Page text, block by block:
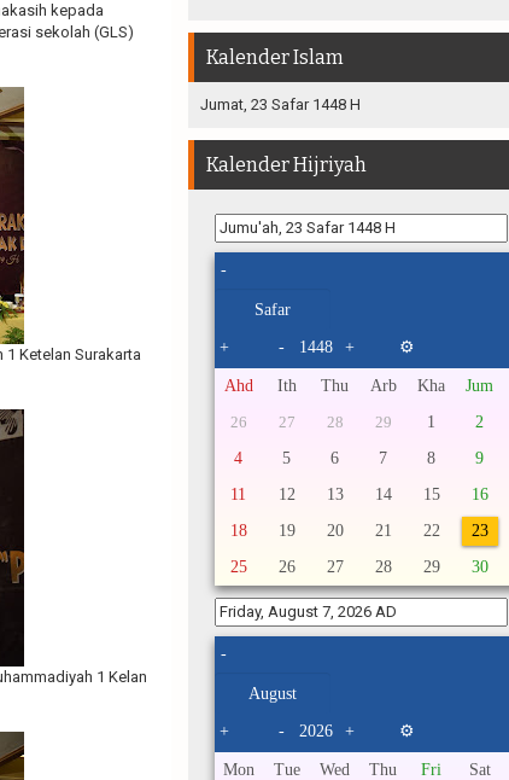
kepada
sekolah (GLS)
1 Ketelan Surakarta
1 Kelan
Kalender Islam
Jumat, 23 Safar 1448 H
Kalender Hijriyah
-
+ - + ⚙
Ahd Ith Thu Arb Kha Jum
26 27 28 29 1 2
4
5 6 7 8 9
11
12 13 14 15 16
18
19 20 21 22 23
25
26 27 28 29 30
-
+ - + ⚙
Mon Tue Wed Thu Fri Sat